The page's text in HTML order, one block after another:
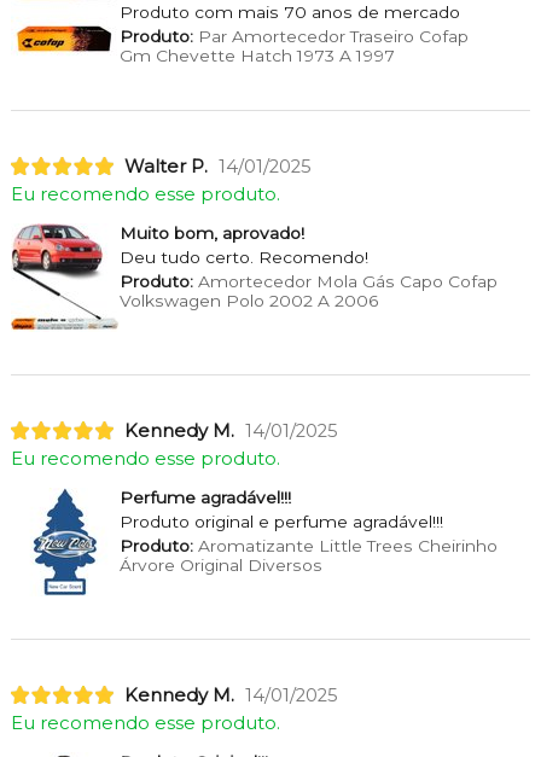
Produto com mais 70 anos de mercado
Produto:Par Amortecedor Traseiro Cofap
Gm Chevette Hatch 1973 A 1997
Walter P. 14/01/2025
Eu recomendo esse produto.
Muito bom, aprovado!
Deu tudo certo. Recomendo!
Produto:Amortecedor Mola Gás Capo Cofap
Volkswagen Polo 2002 A 2006
Kennedy M. 14/01/2025
Eu recomendo esse produto.
Perfume agradável!!!
Produto original e perfume agradável!!!
Produto:Aromatizante Little Trees Cheirinho
Árvore Original Diversos
Kennedy M. 14/01/2025
Eu recomendo esse produto.